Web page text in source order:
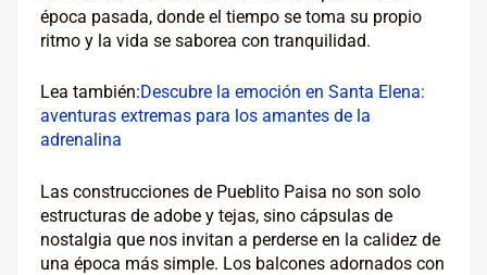
época pasada, donde el tiempo se toma su propio
ritmo y la vida se saborea con tranquilidad.
Lea también:Descubre la emoción en Santa Elena:
aventuras extremas para los amantes de la
adrenalina
Las construcciones de Pueblito Paisa no son solo
estructuras de adobe y tejas, sino cápsulas de
nostalgia que nos invitan a perderse en la calidez de
una época más simple. Los balcones adornados con